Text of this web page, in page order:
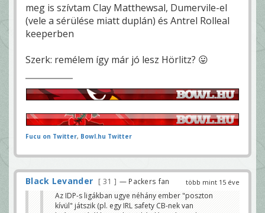
meg is szívtam Clay Matthewsal, Dumervile-el
(vele a sérülése miatt duplán) és Antrel Rolleal
keeperben
Szerk: remélem így már jó lesz Hörlitz? 😛
Fucu on Twitter, Bowl.hu Twitter
több mint 15 éve
Black Levander 31 — Packers fan
Az IDP-s ligákban ugye néhány ember "poszton
kívül" játszik (pl. egy IRL safety CB-nek van